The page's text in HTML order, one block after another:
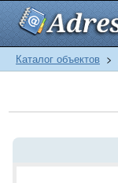
Каталог объектов >